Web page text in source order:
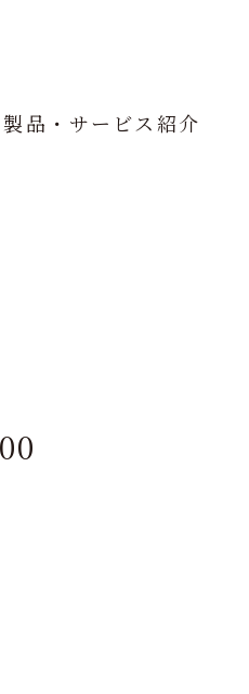
品・サービス紹介